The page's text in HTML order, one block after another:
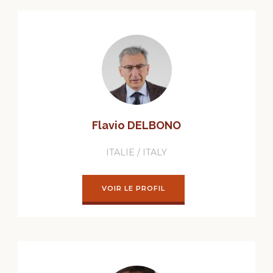
Flavio DELBONO
ITALIE / ITALY
VOIR LE PROFIL